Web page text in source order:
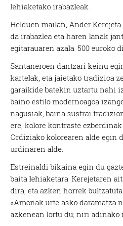
lehiaketako irabazleak.
Helduen mailan, Ander
da irabazlea eta haren lanak
egitarauaren azala. 500 euroko
Santaneroen dantzari keinu
kartelak, eta jaietako tradizioa
garaikide batekin uztartu nahi
baino estilo modernoagoa
nagusiak, baina sustrai
ere, kolore kontraste ezberdinak
Ordiziako kolorearen alde egin
urdinaren alde.
Estreinaldi bikaina egin du
baita lehiaketara. Kerejetaren
dira, eta azken horrek
«Amonak urte asko daramatza
azkenean lortu du; niri adinako